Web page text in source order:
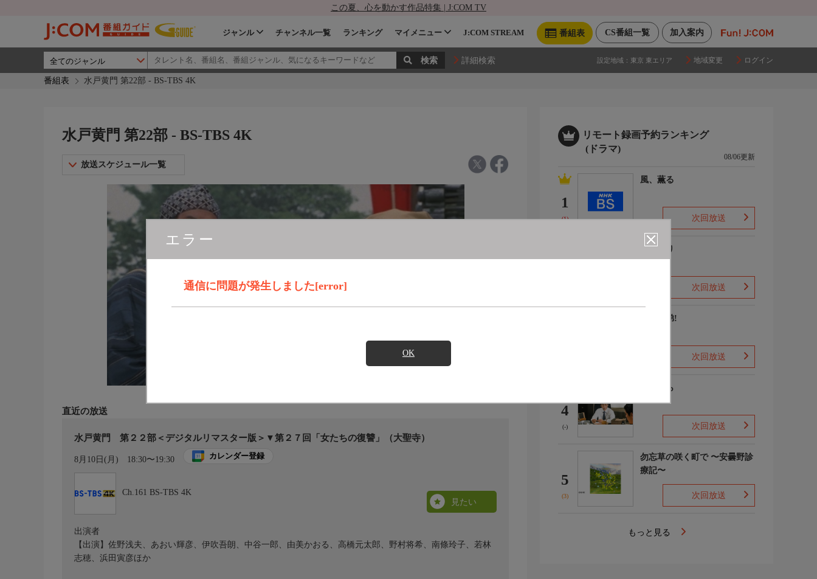
この夏、心を動かす作品特集 | J:COM TV
加入案内
CS番組一覧
番組表
ジャンル チャンネル一覧 ランキング マイメニュー J:COM STREAM
詳細検索 設定地域： 東京 東エリア 地域変更 ログイン
番組表 水戸黄門 第22部 - BS-TBS 4K
エラー
通信に問題が発生しました[error]
OK
水戸黄門 第22部 - BS-TBS 4K
放送スケジュール一覧
直近の放送
水戸黄門 第２２部＜デジタルリマスター版＞▼第２７回「女たちの復讐」（大聖寺）
8月10日(月) 18:30〜19:30 カレンダー登録
Ch.161 BS-TBS 4K
見たい
出演者
【出演】佐野浅夫、あおい輝彦、伊吹吾朗、中谷一郎、由美かおる、高橋元太郎、野村将希、南條玲子、若林
志穂、浜田寅彦ほか
リモート録画予約ランキング
(ドラマ)
08/06更新
1
(1)
風、薫る
次回放送
ひまわり
次回放送
豊臣兄弟!
次回放送
4
(-)
笹まくら
次回放送
5
(3)
勿忘草の咲く町で 〜安曇野診
療記〜
次回放送
もっと見る